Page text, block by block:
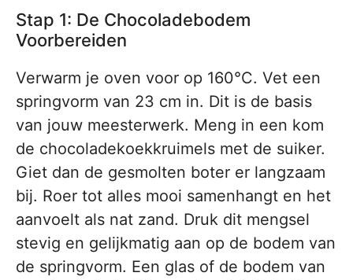
Stap 1: De Chocoladebodem
Voorbereiden
Verwarm je oven voor op 160°C. Vet een
springvorm van 23 cm in. Dit is de basis
van jouw meesterwerk. Meng in een kom
de chocoladekoekkruimels met de suiker.
Giet dan de gesmolten boter er langzaam
bij. Roer tot alles mooi samenhangt en het
aanvoelt als nat zand. Druk dit mengsel
stevig en gelijkmatig aan op de bodem van
de springvorm. Een glas of de bodem van